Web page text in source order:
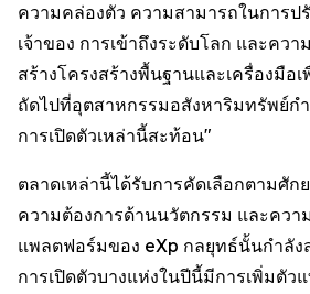
ความคล่องตัว ความสามารถในการป
เจ้าของ การเข้าถึงระดับโลก และควา
สร้างโครงสร้างพื้นฐานและเครื่องมือ
ถัดไปที่อุตสาหกรรมอสังหาริมทรัพย์ก
การเปิดตัวเหล่านี้สะท้อน"
ตลาดเหล่านี้ได้รับการคัดเลือกตามศั
ความต้องการด้านนวัตกรรม และควา
แพลตฟอร์มของ eXp กลยุทธ์นั้นกำลัง
การเปิดตัวบางแห่งในปีนี้มีการเพิ่มตัว